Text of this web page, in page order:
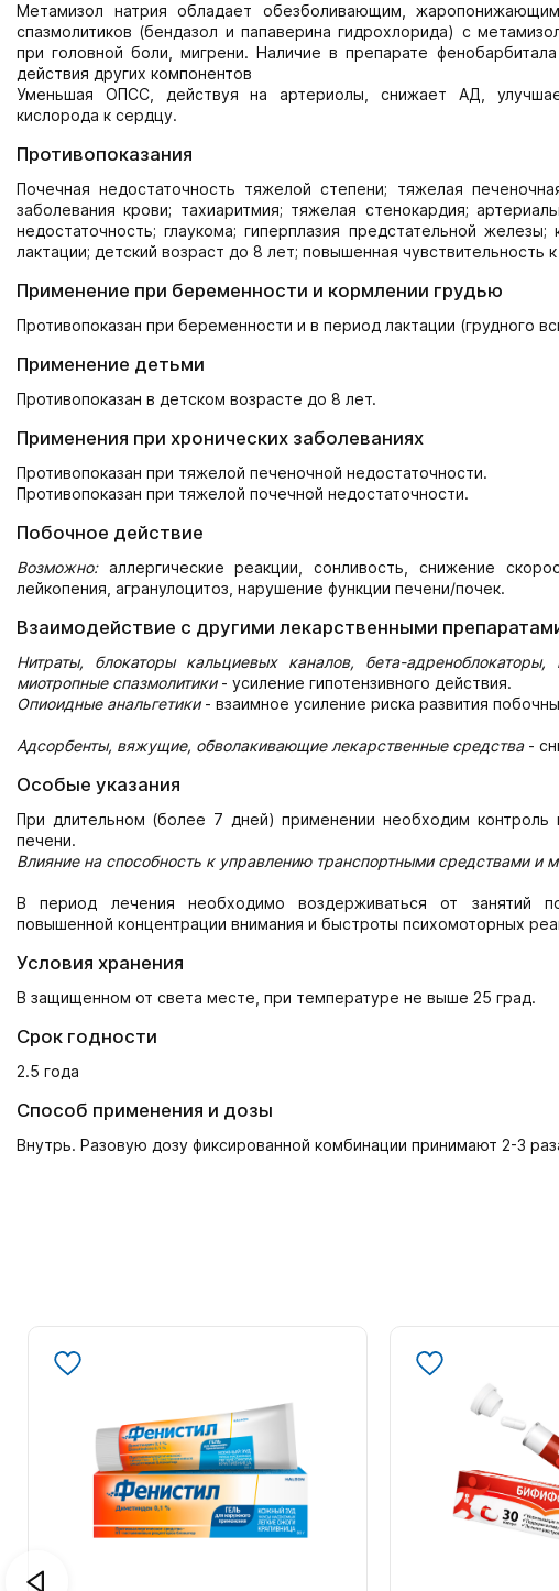
Метамизол натрия обладает обезболивающим,
спазмолитиков (бендазол и папаверина гидрохлорида) с
при головной боли, мигрени. Наличие в препарате
действия других компонентов
Уменьшая ОПСС, действуя на артериолы, снижает АД,
кислорода к сердцу.
Противопоказания
Почечная недостаточность тяжелой степени; тяжелая
заболевания крови; тахиаритмия; тяжелая стенокардия;
недостаточность; глаукома; гиперплазия предстательной
лактации; детский возраст до 8 лет; повышенная
Применение при беременности и кормлении грудью
Противопоказан при беременности и в период лактации (грудного
Применение детьми
Противопоказан в детском возрасте до 8 лет.
Применения при хронических заболеваниях
Противопоказан при тяжелой печеночной недостаточности.
Противопоказан при тяжелой почечной недостаточности.
Побочное действие
Возможно:аллергические реакции, сонливость, снижение
лейкопения, агранулоцитоз, нарушение функции печени/почек.
Взаимодействие с другими лекарственными
Нитраты, блокаторы кальциевых каналов, бета-
миотропные спазмолитики- усиление гипотензивного действия.
Опиоидные анальгетики- взаимное усиление риска развития
Адсорбенты, вяжущие, обволакивающие лекарственные средства-
Особые указания
При длительном (более 7 дней) применении необходим контроль
печени.
Влияние на способность к управлению транспортными средствами и
В период лечения необходимо воздерживаться от занятий
повышенной концентрации внимания и быстроты психомоторных
Условия хранения
В защищенном от света месте, при температуре не выше 25 град.
Срок годности
2.5 года
Способ применения и дозы
Внутрь. Разовую дозу фиксированной комбинации принимают 2-3